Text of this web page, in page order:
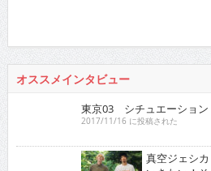
東京03 シチュエーション
2017/11/16 に投稿された
いきたい！そ
2022/7/16 に投稿
ロザン クイズ番組でもお
ブ...